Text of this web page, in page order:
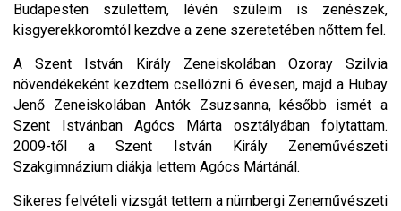
Budapesten születtem, lévén szüleim is zenészek,
kisgyerekkoromtól kezdve a zene szeretetében nőttem fel.
A Szent István Király Zeneiskolában Ozoray Szilvia
növendékeként kezdtem csellózni 6 évesen, majd a Hubay
Jenő Zeneiskolában Antók Zsuzsanna, később ismét a
Szent Istvánban Agócs Márta osztályában folytattam.
2009-től a Szent István Király Zeneművészeti
Szakgimnázium diákja lettem Agócs Mártánál.
Sikeres felvételi vizsgát tettem a nürnbergi Zeneművészeti